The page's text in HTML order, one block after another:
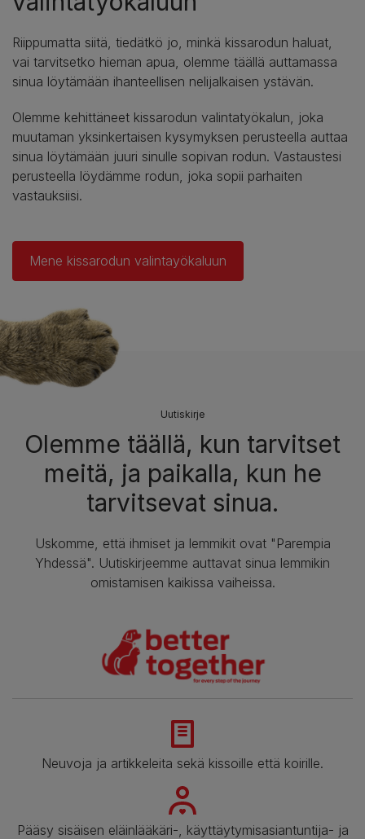
Riippumatta siitä, tiedätkö jo, minkä kissarodun haluat,
vai tarvitsetko hieman apua, olemme täällä auttamassa
sinua löytämään ihanteellisen nelijalkaisen ystävän.
Olemme kehittäneet kissarodun valintatyökalun, joka
muutaman yksinkertaisen kysymyksen perusteella auttaa
sinua löytämään juuri sinulle sopivan rodun. Vastaustesi
perusteella löydämme rodun, joka sopii parhaiten
vastauksiisi.
Mene kissarodun valintayökaluun
Uutiskirje
Olemme täällä, kun tarvitset
meitä, ja paikalla, kun he
tarvitsevat sinua.
Uskomme, että ihmiset ja lemmikit ovat "Parempia
Yhdessä". Uutiskirjeemme auttavat sinua lemmikin
omistamisen kaikissa vaiheissa.
Neuvoja ja artikkeleita sekä kissoille että koirille.
Pääsy sisäisen eläinlääkäri-, käyttäytymisasiantuntija- ja